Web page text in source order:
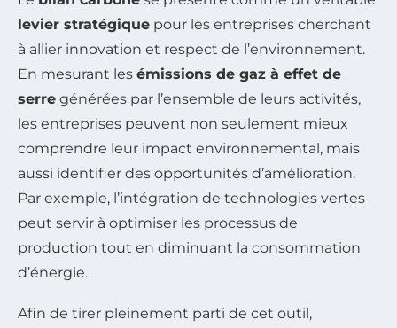
levier stratégique pour les entreprises cherchant
à allier innovation et respect de l’environnement.
En mesurant les émissions de gaz à effet de
serre générées par l’ensemble de leurs activités,
les entreprises peuvent non seulement mieux
comprendre leur impact environnemental, mais
aussi identifier des opportunités d’amélioration.
Par exemple, l’intégration de technologies vertes
peut servir à optimiser les processus de
production tout en diminuant la consommation
d’énergie.
Afin de tirer pleinement parti de cet outil,